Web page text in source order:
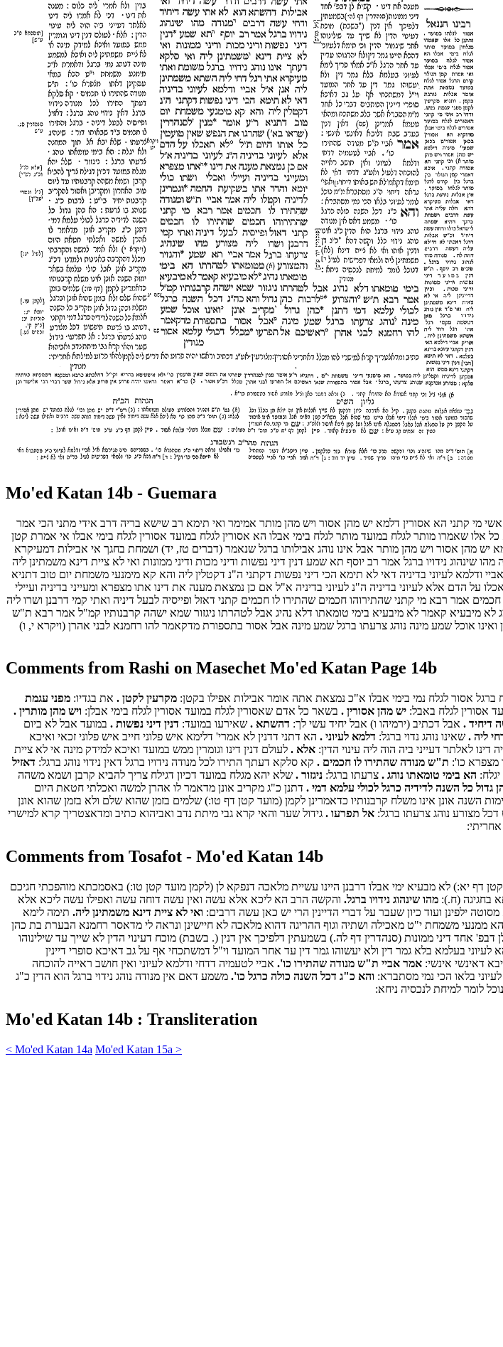
Mo'ed Katan 14b - Guemara
מי קתני הא אסורין דלמא יש מהן אסור ויש מהן מותר אמימר ואי תימא רב שישא בריה דרב אידי מתני הכי אמר
שאמרו מותר לגלח במועד מותר לגלח בימי אבלו הא אסורין לגלח במועד אסורין לגלח בימי אבלו אי אמרת קטן
מהן אסור ויש מהן מותר אבל אינו נוהג אבילותו ברגל שנאמר (דברים טז, יד) ושמחת בחגך אי אבילות דמעיקרא
נידויו ברגל אמר רב יוסף תא שמע דנין דיני נפשות ודיני מכות ודיני ממונות ואי לא ציית דינא משמתינן ליה
ודלמא לעיוני בדיניה דאי לא תימא הכי דיני נפשות דקתני ה"נ דקטלין ליה והא קא מימנעי משמחת יום טוב דתניא
הדם אלא לעיוני בדיניה ה"נ לעיוני בדיניה א"ל אם כן נמצאת מענה את דינו אתו מצפרא ומעייני בדיניה ועיילי
אמר רבא מי קתני שהתירוהו חכמים שהתירו לו חכמים קתני דאזל ופייסיה לבעל דיניה ואתי קמי דרבנן ושרו ליה
לא מיבעיא קאמר לא מיבעיא בימי טומאתו דלא נהיג אבל לטהרתו ניגזור שמא ישהה קרבנותיו קמ"ל אמר רבא ת"ש
ואינו אוכל שמע מינה נוהג צרעתו ברגל שמע מינה אבל אסור בתספורת מדקאמר להו רחמנא לבני אהרן (ויקרא י, ו)
Comments from Rashi on Masechet Mo'ed Katan Page 14b
ברגל אסור לגלח נמי בימי אבלו א"כ נמצאת אתה אומר אבילות אפילו בקטן: מקרעין לקטן . את בגדיו: מפני עגמת
אסורין לגלח באבל: יש מהן אסורין . בשאר כל אדם שאסורין לגלח במועד אסורין לגלח בימי אבלן: ויש מהן מותרין .
דיחיד . אבל דכתיב (ירמיהו ו) אבל יחיד עשי לך: דהשתא . שאירעו במועד: דנין דיני נפשות . במועד אבל לא ביום
ליה . שאינו נוהג נדוי ברגל: דלמא לעיוני . הא דתני דדנין לא אמרי' דלימא איש פלוני חייב איש פלוני זכאי ואיכא
דינו לאלתר דעייני ביה הוה ליה עינוי הדין: אלא . לעולם דנין דינו וגומרין ממש במועד ואיכא למידק מינה אי לא ציית
מצפרא כו': ת"ש מנודה שהתירו לו חכמים . קא סלקא דעתך התירו לכל מנודה נידויו ברגל דאין נידוי נוהג ברגל: דאזיל
הא בימי טומאתו נוהג . צרעתו ברגל: ניגזור . שלא יהא מגלח במועד דכיון דגילח צריך להביא קרבן ושמא משהה
גדול כל השנה לדידיה כרגל לכולי עלמא דמי . דתנן כ"ג מקריב אונן מדאמר לו אהרן למשה ואכלתי חטאת היום
השנה אונן אינו משלח קרבנותיו כדאמרינן לקמן (מועד קטן דף טו:) שלמים בזמן שהוא שלם ולא בזמן שהוא אונן
מצורע נוהג צרעתו ברגל: אל תפרעו . גידול שער והאי קרא גבי מיתת נדב ואביהוא כתיב ומדאצטריך קרא למישרי
Comments from Tosafot - Mo'ed Katan 14b
יא:) לא מבעיא ימי אבלו דרבנן היינו עשיית מלאכה דנפקא לן (לקמן מועד קטן טו:) באסמכתא מוהפכתי חגיכם
בחגיגה (ח.): מהו שינהוג נידויו ברגל. והקשה הרב הא ליכא אלא עשה ואין עשה דוחה עשה ואפילו עשה ליכא אלא
ילפינן ועוד כיון שעבר על דברי הדיינין הרי יש כאן עשה דרבים: ואי לא ציית דינא משמתינן ליה. תימה לימא
ממנעי משמחת י"ט מאכילה ושתיה וגוף ההריגה דהוא מלאכה לא חיישינן ונראה לי מדאסר רחמנא הבערת בת כהן
דבפ' אחד דיני ממונות (סנהדרין דף לה.) בשמעתין דלפיכך אין דנין (. בשבת) מוכח דעינוי הדין לא שייך עד שילינוהו
לעיוני בעלמא בלא גמר דין ולא יעשוהו גמר דין עד אחר המועד וי"ל דמשתכחי אף על גב דאיכא סופרי דיינין
דאינשי אינשי: אמר אביי ת"ש מנודה שהתירו כו'. אביי לטעמיה דדחי ודלמא לעיוני ואין חושב ראייה להוכחה
בלאו הכי נמי מסתברא: והא כ"ג דכל השנה כולה כרגל כו'. משמע דאם אין מנודה נוהג נידוי ברגל הוא הדין כ"ג
לומר למיחת לנכסיה ניחא:
Mo'ed Katan 14b : Transliteration
< Mo'ed Katan 14a Mo'ed Katan 15a >